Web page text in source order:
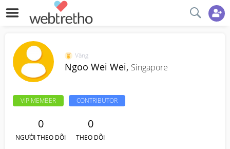
Vàng
Ngoo Wei Wei, Singapore
VIP MEMBER CONTRIBUTOR
0
NGƯỜI THEO DÕI
0
THEO DÕI